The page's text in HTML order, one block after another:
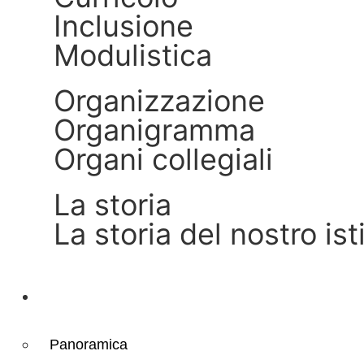
Inclusione
Modulistica
Organizzazione
Organigramma
Organi collegiali
La storia
La storia del nostro
Panoramica